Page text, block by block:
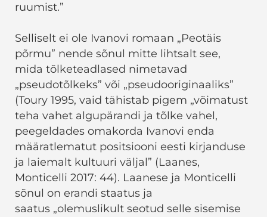
ruumist.”
Selliselt ei ole Ivanovi romaan „Peotäis
põrmu” nende sõnul mitte lihtsalt see,
mida tõlketeadlased nimetavad
„pseudotõlkeks” või „pseudooriginaaliks”
(Toury 1995, vaid tähistab pigem „võimatust
teha vahet algupärandi ja tõlke vahel,
peegeldades omakorda Ivanovi enda
määratlematut positsiooni eesti kirjanduse
ja laiemalt kultuuri väljal” (Laanes,
Monticelli 2017: 44). Laanese ja Monticelli
sõnul on erandi staatus ja
saatus „olemuslikult seotud selle sisemise